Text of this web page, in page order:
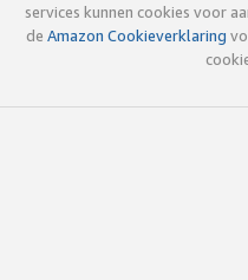
services kunnen cookies voor
de Amazon Cookieverklaring